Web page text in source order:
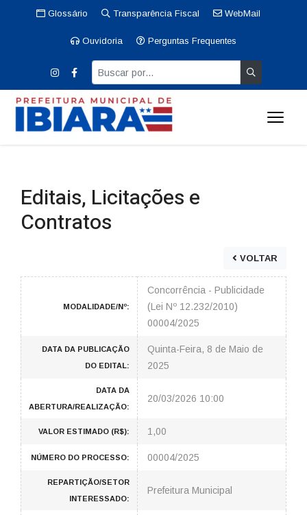
Glossário Transparência Fiscal WebMail
Ouvidoria Perguntas Frequentes
Editais, Licitações e
Contratos
VOLTAR
MODALIDADE/Nº:
Concorrência - Publicidade
(Lei Nº 12.232/2010)
00004/2025
DATA DA PUBLICAÇÃO
DO EDITAL:
Quinta-Feira, 8 de Maio de
2025
DATA DA
ABERTURA/REALIZAÇÃO:
20/03/2026 10:00
VALOR ESTIMADO (R$): 1,00
NÚMERO DO PROCESSO: 00004/2025
REPARTIÇÃO/SETOR
INTERESSADO:
Prefeitura Municipal